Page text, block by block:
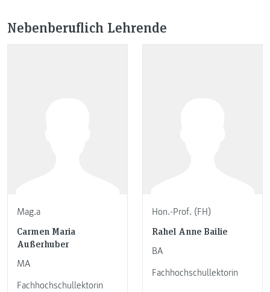
Nebenberuflich Lehrende
Mag.a
Carmen Maria
Außerhuber
MA
Fachhochschullektorin
Hon.-Prof. (FH)
Rahel Anne Bailie
BA
Fachhochschullektorin